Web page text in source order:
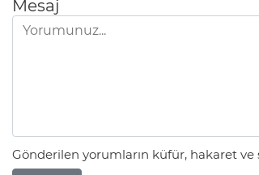
Mesaj
Gönderilen yorumların küfür, hakaret ve